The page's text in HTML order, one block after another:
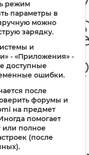
режим
параметры в
можно
зарядку.
и
- «Приложения» -
доступные
ошибки.
после
форумы и
на предмет
помогает
или полное
(после